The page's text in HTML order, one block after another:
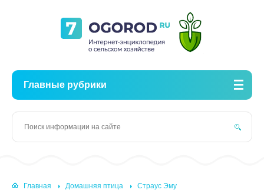
Главные рубрики
Главная Домашняя птица Страус Эму